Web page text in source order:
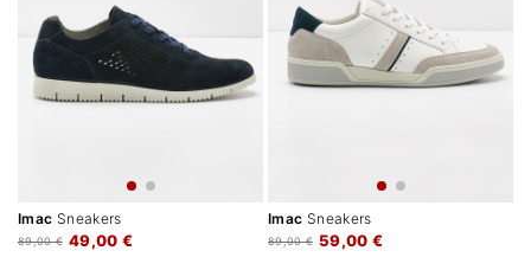
Imac Sneakers
49,00 €
89,00 €
Imac Sneakers
59,00 €
89,00 €